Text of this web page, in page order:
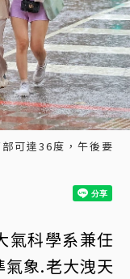
可達36度，午後要
氣科學系兼任
象.老大洩天